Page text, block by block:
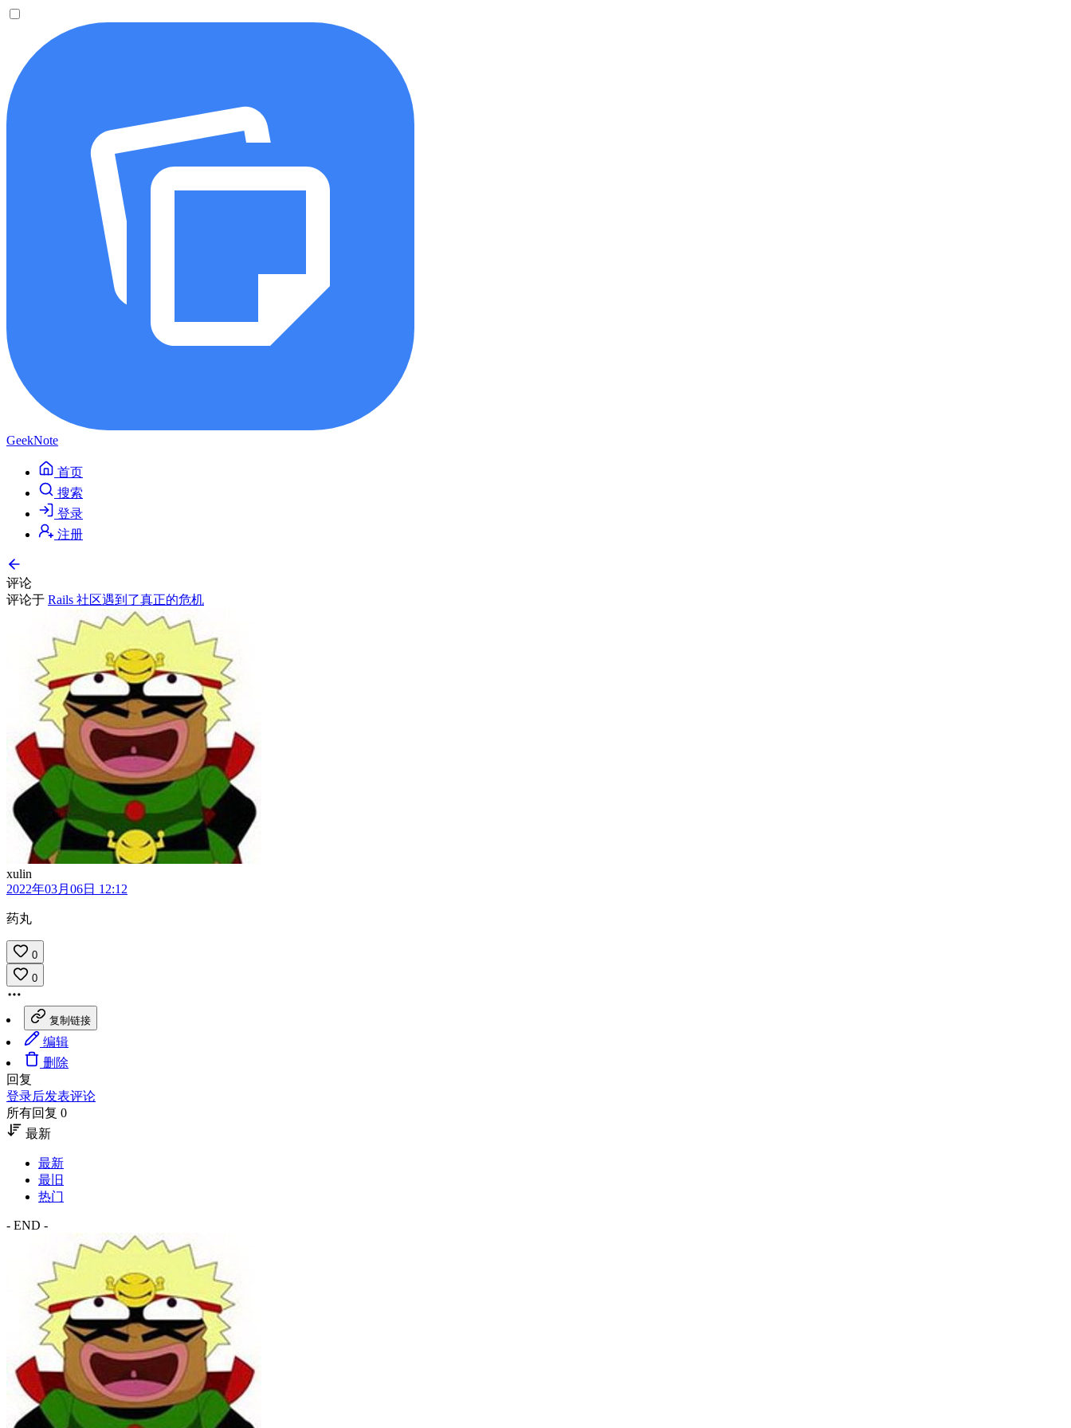
GeekNote
首页
搜索
登录
注册
评论
评论于 Rails 社区遇到了真正的危机
xulin
2022年03月06日 12:12
药丸
0
0
复制链接
编辑
删除
回复
登录后发表评论
所有回复 0
最新
最新
最旧
热门
- END -